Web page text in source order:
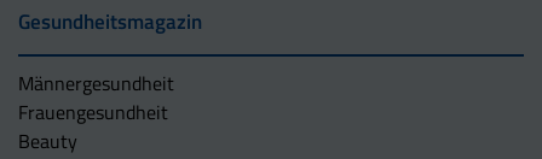
Gesundheitsmagazin
Männergesundheit
Frauengesundheit
Beauty